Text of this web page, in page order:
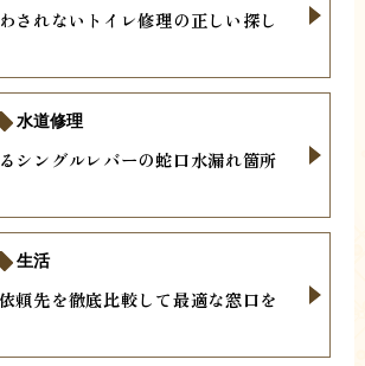
されないトイレ修理の正しい探し
シングルレバーの蛇口水漏れ箇所
水道修理
頼先を徹底比較して最適な窓口を
生活